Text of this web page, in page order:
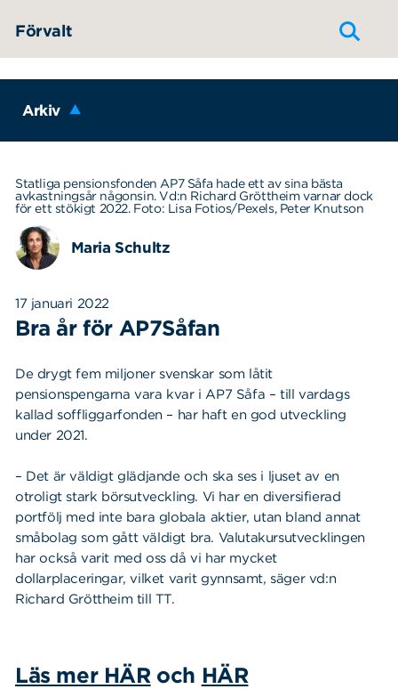
Förvalt
Arkiv
Statliga pensionsfonden AP7 Såfa hade ett av sina bästa
avkastningsår någonsin. Vd:n Richard Gröttheim varnar dock
för ett stökigt 2022. Foto: Lisa Fotios/Pexels, Peter Knutson
Maria Schultz
17 januari 2022
Bra år för AP7Såfan
De drygt fem miljoner svenskar som låtit
pensionspengarna vara kvar i AP7 Såfa – till vardags
kallad soffliggarfonden – har haft en god utveckling
under 2021.
– Det är väldigt glädjande och ska ses i ljuset av en
otroligt stark börsutveckling. Vi har en diversifierad
portfölj med inte bara globala aktier, utan bland annat
småbolag som gått väldigt bra. Valutakursutvecklingen
har också varit med oss då vi har mycket
dollarplaceringar, vilket varit gynnsamt, säger vd:n
Richard Gröttheim till TT.
Läs mer HÄRoch HÄR